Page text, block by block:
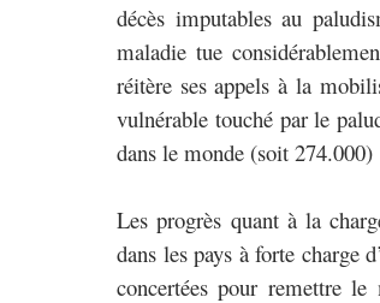
décès imputables au
maladie tue
réitère ses appels à la
vulnérable touché par le
dans le monde (soit
Les progrès quant à la
dans les pays à forte charge
concertées pour remettre